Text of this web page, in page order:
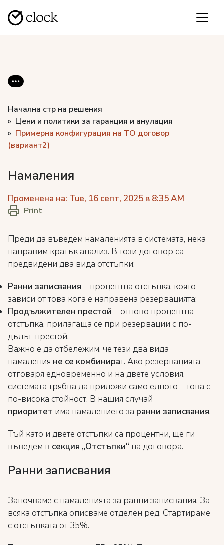
Начална стр на решения
Цени и политики за гаранция и анулация
Примерна конфигурация на ТО договор
(вариант2)
Намаления
Променена на: Tue, 16 септ, 2025 в 8:35 AM
Print
Преди да въведем намаленията в системата, нека
направим кратък анализ. В този договор са
предвидени два вида отстъпки:
Ранни записвания – процентна отстъпка, която
зависи от това кога е направена резервацията;
Продължителен престой – отново процентна
отстъпка, прилагаща се при резервации с по-
дълъг престой.
Важно е да отбележим, че тези два вида
намаления не се комбинират. Ако резервацията
отговаря едновременно и на двете условия,
системата трябва да приложи само едното – това с
по-висока стойност. В нашия случай
приоритет има намалението за ранни записвания.
Тъй като и двете отстъпки са процентни, ще ги
въведем в секция „Отстъпки“ на договора.
Ранни записвания
Започваме с намаленията за ранни записвания. За
всяка отстъпка описваме отделен ред. Стартираме
с отстъпката от 35%: